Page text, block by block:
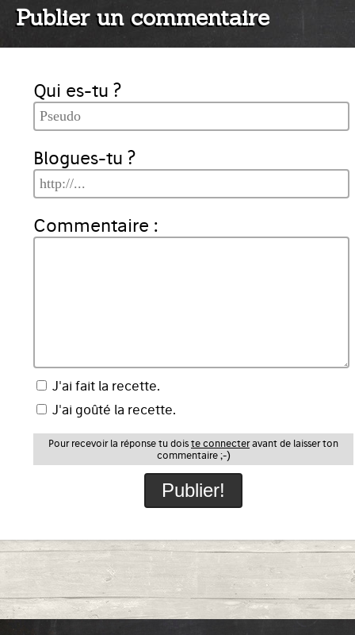
Publier un commentaire
Qui es-tu ?
Blogues-tu ?
Commentaire :
J'ai fait la recette.
J'ai goûté la recette.
Pour recevoir la réponse tu dois te connecteravant de laisser ton
commentaire ;-)